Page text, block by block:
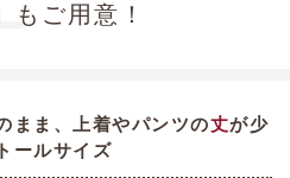
もご用意！
まま、上着やパンツの丈が少
ールサイズ